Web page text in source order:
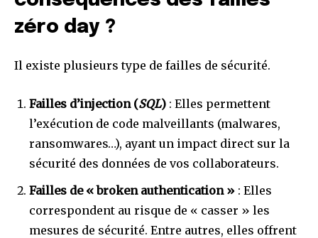
zéro day ?
Il existe plusieurs type de failles de sécurité.
Failles d’injection (SQL) : Elles permettent
l’exécution de code malveillants (malwares,
ransomwares…), ayant un impact direct sur la
sécurité des données de vos collaborateurs.
Failles de « broken authentication » : Elles
correspondent au risque de « casser » les
mesures de sécurité. Entre autres, elles offrent